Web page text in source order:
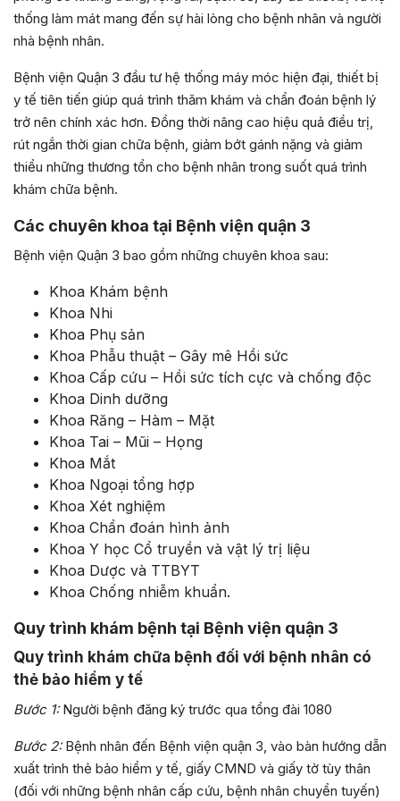
thống làm mát mang đến sự hài lòng cho bệnh nhân và người
nhà bệnh nhân.
Bệnh viện Quận 3 đầu tư hệ thống máy móc hiện đại, thiết bị
y tế tiên tiến giúp quá trình thăm khám và chẩn đoán bệnh lý
trở nên chính xác hơn. Đồng thời nâng cao hiệu quả điều trị,
rút ngắn thời gian chữa bệnh, giảm bớt gánh nặng và giảm
thiểu những thương tổn cho bệnh nhân trong suốt quá trình
khám chữa bệnh.
Các chuyên khoa tại Bệnh viện quận 3
Bệnh viện Quận 3 bao gồm những chuyên khoa sau:
Khoa Khám bệnh
Khoa Nhi
Khoa Phụ sản
Khoa Phẫu thuật – Gây mê Hồi sức
Khoa Cấp cứu – Hồi sức tích cực và chống độc
Khoa Dinh dưỡng
Khoa Răng – Hàm – Mặt
Khoa Tai – Mũi – Họng
Khoa Mắt
Khoa Ngoại tổng hợp
Khoa Xét nghiệm
Khoa Chẩn đoán hình ảnh
Khoa Y học Cổ truyền và vật lý trị liệu
Khoa Dược và TTBYT
Khoa Chống nhiễm khuẩn.
Quy trình khám bệnh tại Bệnh viện quận 3
Quy trình khám chữa bệnh đối với bệnh nhân có
thẻ bảo hiểm y tế
Bước 1:Người bệnh đăng ký trước qua tổng đài 1080
Bước 2:Bệnh nhân đến Bệnh viện quận 3, vào bàn hướng dẫn
xuất trình thẻ bảo hiểm y tế, giấy CMND và giấy tờ tùy thân
(đối với những bệnh nhân cấp cứu, bệnh nhân chuyển tuyến)